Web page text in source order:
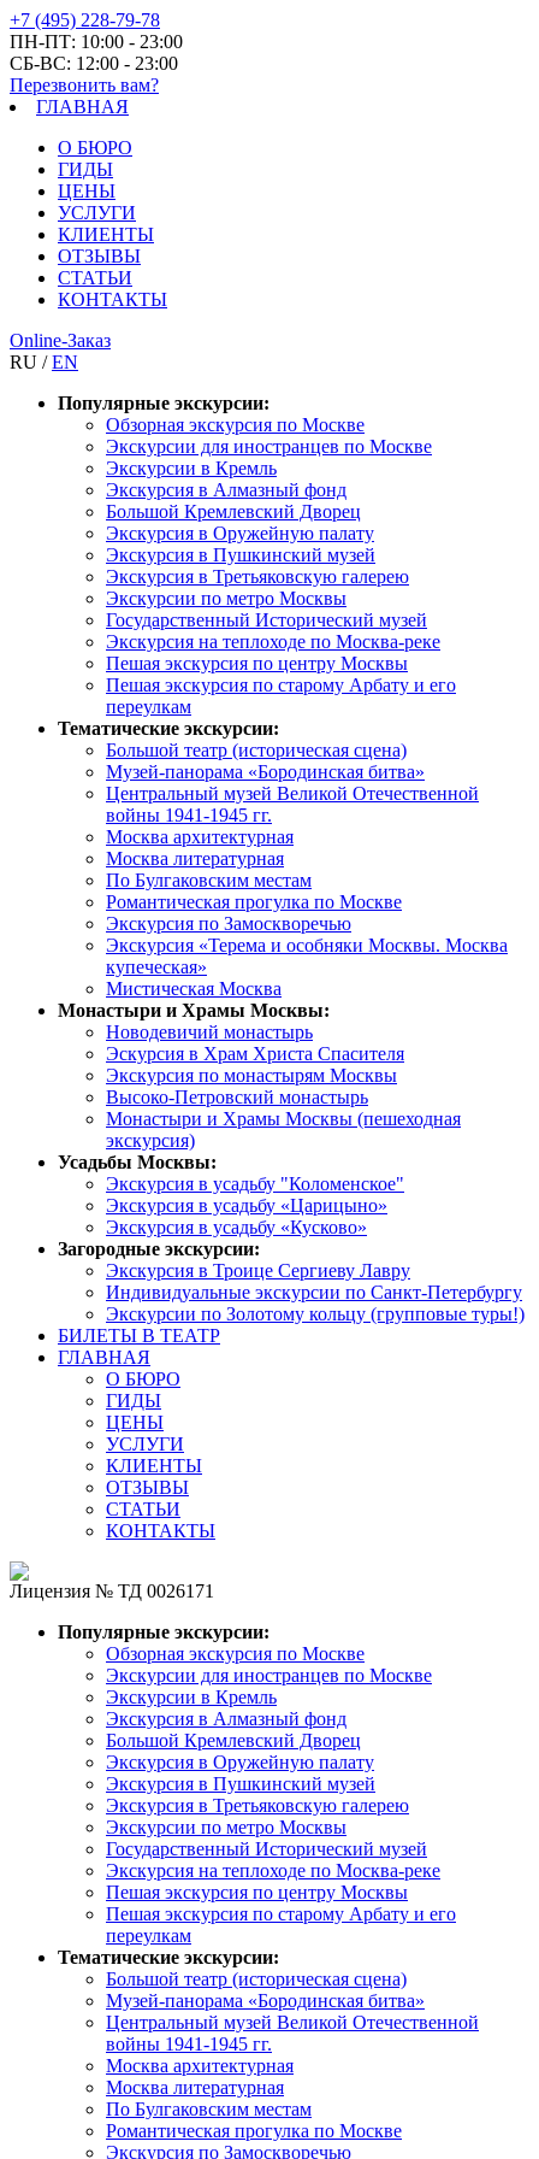
+7 (495) 228-79-78
ПН-ПТ: 10:00 - 23:00
СБ-ВС: 12:00 - 23:00
Перезвонить вам?
ГЛАВНАЯ
О БЮРО
ГИДЫ
ЦЕНЫ
УСЛУГИ
КЛИЕНТЫ
ОТЗЫВЫ
СТАТЬИ
КОНТАКТЫ
Online-Заказ
RU /EN
Популярные экскурсии:
Обзорная экскурсия по Москве
Экскурсии для иностранцев по Москве
Экскурсии в Кремль
Экскурсия в Алмазный фонд
Большой Кремлевский Дворец
Экскурсия в Оружейную палату
Экскурсия в Пушкинский музей
Экскурсия в Третьяковскую галерею
Экскурсии по метро Москвы
Государственный Исторический музей
Экскурсия на теплоходе по Москва-реке
Пешая экскурсия по центру Москвы
Пешая экскурсия по старому Арбату и его
переулкам
Тематические экскурсии:
Большой театр (историческая сцена)
Музей-панорама «Бородинская битва»
Центральный музей Великой Отечественной
войны 1941-1945 гг.
Москва архитектурная
Москва литературная
По Булгаковским местам
Романтическая прогулка по Москве
Экскурсия по Замоскворечью
Экскурсия «Терема и особняки Москвы. Москва
купеческая»
Мистическая Москва
Монастыри и Храмы Москвы:
Новодевичий монастырь
Эскурсия в Храм Христа Спасителя
Экскурсия по монастырям Москвы
Высоко-Петровский монастырь
Монастыри и Храмы Москвы (пешеходная
экскурсия)
Усадьбы Москвы:
Экскурсия в усадьбу "Коломенское"
Экскурсия в усадьбу «Царицыно»
Экскурсия в усадьбу «Кусково»
Загородные экскурсии:
Экскурсия в Троице Сергиеву Лавру
Индивидуальные экскурсии по Санкт-Петербургу
Экскурсии по Золотому кольцу (групповые туры!)
БИЛЕТЫ В ТЕАТР
ГЛАВНАЯ
О БЮРО
ГИДЫ
ЦЕНЫ
УСЛУГИ
КЛИЕНТЫ
ОТЗЫВЫ
СТАТЬИ
КОНТАКТЫ
Лицензия № ТД 0026171
Популярные экскурсии:
Обзорная экскурсия по Москве
Экскурсии для иностранцев по Москве
Экскурсии в Кремль
Экскурсия в Алмазный фонд
Большой Кремлевский Дворец
Экскурсия в Оружейную палату
Экскурсия в Пушкинский музей
Экскурсия в Третьяковскую галерею
Экскурсии по метро Москвы
Государственный Исторический музей
Экскурсия на теплоходе по Москва-реке
Пешая экскурсия по центру Москвы
Пешая экскурсия по старому Арбату и его
переулкам
Тематические экскурсии:
Большой театр (историческая сцена)
Музей-панорама «Бородинская битва»
Центральный музей Великой Отечественной
войны 1941-1945 гг.
Москва архитектурная
Москва литературная
По Булгаковским местам
Романтическая прогулка по Москве
Экскурсия по Замоскворечью